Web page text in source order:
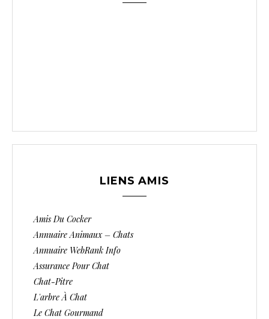
LIENS AMIS
Amis Du Cocker
Annuaire Animaux – Chats
Annuaire WebRank Info
Assurance Pour Chat
Chat-Pitre
L'arbre À Chat
Le Chat Gourmand